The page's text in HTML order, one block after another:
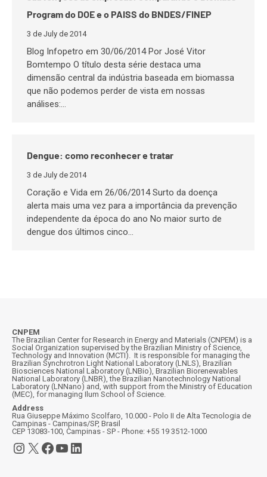
Program do DOE e o PAISS do BNDES/FINEP
3 de July de 2014
Blog Infopetro em 30/06/2014 Por José Vitor
Bomtempo O título desta série destaca uma
dimensão central da indústria baseada em biomassa
que não podemos perder de vista em nossas
análises:…
Dengue: como reconhecer e tratar
3 de July de 2014
Coração e Vida em 26/06/2014 Surto da doença
alerta mais uma vez para a importância da prevenção
independente da época do ano No maior surto de
dengue dos últimos cinco…
CNPEM
The Brazilian Center for Research in Energy and Materials (CNPEM) is a
Social Organization supervised by the Brazilian Ministry of Science,
Technology and Innovation (MCTI). It is responsible for managing the
Brazilian Synchrotron Light National Laboratory (LNLS), Brazilian
Biosciences National Laboratory (LNBio), Brazilian Biorenewables
National Laboratory (LNBR), the Brazilian Nanotechnology National
Laboratory (LNNano) and, with support from the Ministry of Education
(MEC), for managing Ilum School of Science.
Address
Rua Giuseppe Máximo Scolfaro, 10.000 - Polo II de Alta Tecnologia de
Campinas - Campinas/SP, Brasil
CEP 13083-100, Campinas - SP - Phone: +55 19 3512-1000
Instagram
X Facebook
YouTube
LinkedIn